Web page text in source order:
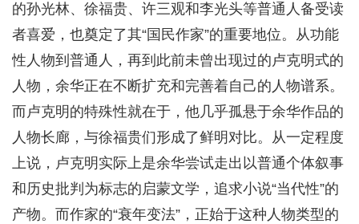
的孙光林、徐福贵、许三观和李光头等普通人备受读
者喜爱，也奠定了其“国民作家”的重要地位。从功能
性人物到普通人，再到此前未曾出现过的卢克明式的
人物，余华正在不断扩充和完善着自己的人物谱系。
而卢克明的特殊性就在于，他几乎孤悬于余华作品的
人物长廊，与徐福贵们形成了鲜明对比。从一定程度
上说，卢克明实际上是余华尝试走出以普通个体叙事
和历史批判为标志的启蒙文学，追求小说“当代性”的
产物。而作家的“衰年变法”，正始于这种人物类型的